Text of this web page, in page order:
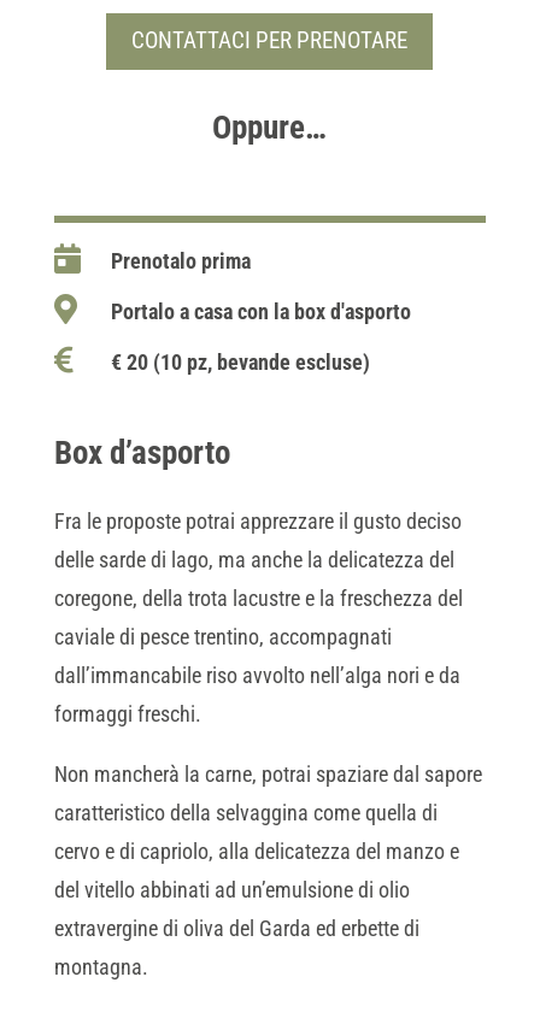
CONTATTACI PER PRENOTARE
Oppure…
 Prenotalo prima
 Portalo a casa con la box d'asporto
 € 20 (10 pz, bevande escluse)
Box d’asporto
Fra le proposte potrai apprezzare il gusto deciso
delle sarde di lago, ma anche la delicatezza del
coregone, della trota lacustre e la freschezza del
caviale di pesce trentino, accompagnati
dall’immancabile riso avvolto nell’alga nori e da
formaggi freschi.
Non mancherà la carne, potrai spaziare dal sapore
caratteristico della selvaggina come quella di
cervo e di capriolo, alla delicatezza del manzo e
del vitello abbinati ad un’emulsione di olio
extravergine di oliva del Garda ed erbette di
montagna.